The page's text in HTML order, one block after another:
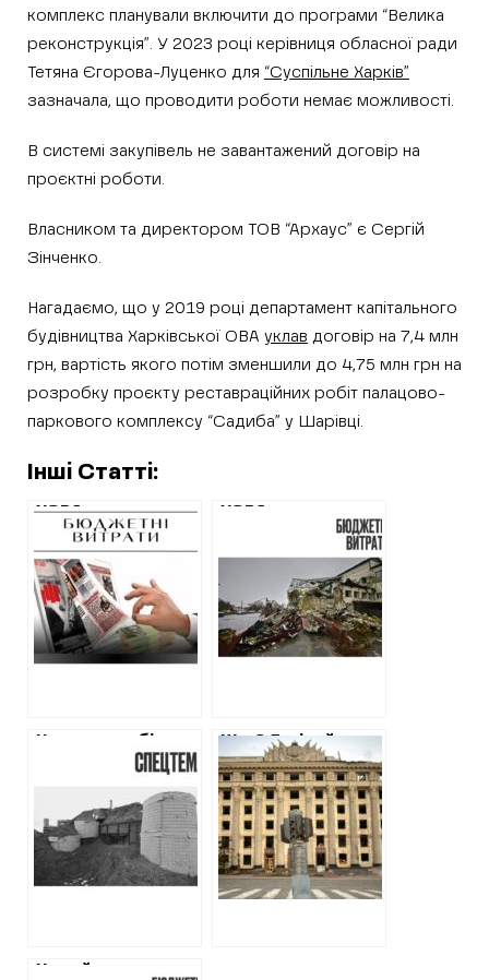
комплекс планували включити до програми “Велика
реконструкція”. У 2023 році керівниця обласної ради
Тетяна Єгорова-Луценко для “Суспільне Харків”
зазначала, що проводити роботи немає можливості.
В системі закупівель не завантажений договір на
проєктні роботи.
Власником та директором ТОВ “Архаус” є Сергій
Зінченко.
Нагадаємо, що у 2019 році департамент капітального
будівництва Харківської ОВА уклав договір на 7,4 млн
грн, вартість якого потім зменшили до 4,75 млн грн на
розробку проєкту реставраційних робіт палацово-
паркового комплексу “Садиба” у Шарівці.
Інші Статті:
ХОВА хоче
заплатити за
новини про себе
570 000 грн,
Харківська
міськрада – 186
000 грн
ХОВА оголосила
відбудову на
мільярд
Частина робіт з
будівництва
фортифікацій на
Харківщині, за яку
сплатили кошти,
не була виконана
Ще 2,5 мільйона
витратила
Харківська ОВА на
послуги з
просування, піару,
дизайну та
створення
контенту
Новий